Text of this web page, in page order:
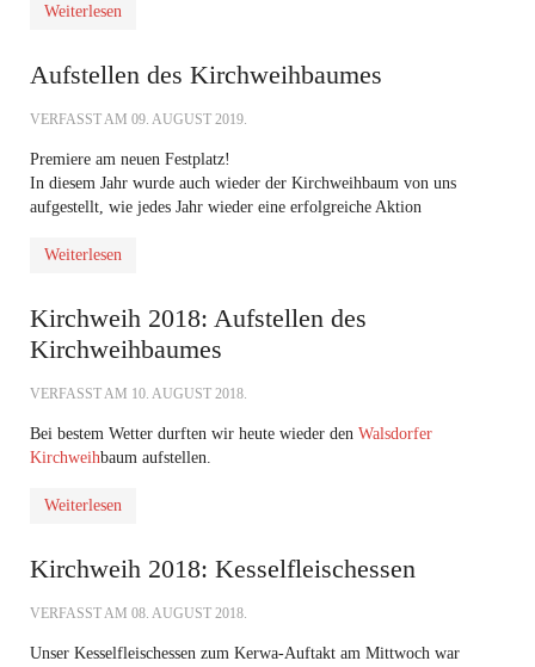
Weiterlesen
Aufstellen des Kirchweihbaumes
VERFASST AM 09. AUGUST 2019.
Premiere am neuen Festplatz!
In diesem Jahr wurde auch wieder der Kirchweihbaum von uns
aufgestellt, wie jedes Jahr wieder eine erfolgreiche Aktion
Weiterlesen
Kirchweih 2018: Aufstellen des
Kirchweihbaumes
VERFASST AM 10. AUGUST 2018.
Bei bestem Wetter durften wir heute wieder den Walsdorfer
Kirchweihbaum aufstellen.
Weiterlesen
Kirchweih 2018: Kesselfleischessen
VERFASST AM 08. AUGUST 2018.
Unser Kesselfleischessen zum Kerwa-Auftakt am Mittwoch war